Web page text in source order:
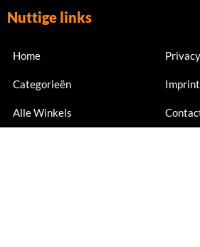
Nuttige links
Home
Categorieën
Alle Winkels
Imprint